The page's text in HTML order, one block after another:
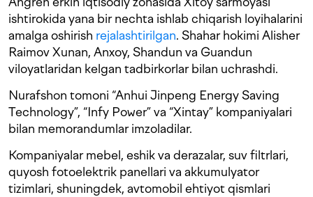
ishtirokida yana bir nechta ishlab chiqarish loyihalarini
amalga oshirish rejalashtirilgan. Shahar hokimi Alisher
Raimov Xunan, Anxoy, Shandun va Guandun
viloyatlaridan kelgan tadbirkorlar bilan uchrashdi.
Nurafshon tomoni “Anhui Jinpeng Energy Saving
Technology”, “Infy Power” va “Xintay” kompaniyalari
bilan memorandumlar imzoladilar.
Kompaniyalar mebel, eshik va derazalar, suv filtrlari,
quyosh fotoelektrik panellari va akkumulyator
tizimlari, shuningdek, avtomobil ehtiyot qismlari